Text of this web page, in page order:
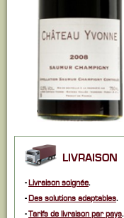
LIVRAISON
-Livraison soignée.
-Des solutions adaptables.
-Tarifs de livraison par pays.